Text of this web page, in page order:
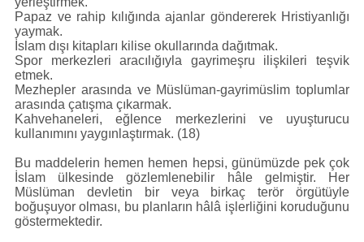
Papaz ve rahip kılığında ajanlar göndererek Hristiyanlığı
yaymak.
İslam dışı kitapları kilise okullarında dağıtmak.
Spor merkezleri aracılığıyla gayrimeşru ilişkileri teşvik
etmek.
Mezhepler arasında ve Müslüman-gayrimüslim toplumlar
arasında çatışma çıkarmak.
Kahvehaneleri, eğlence merkezlerini ve uyuşturucu
kullanımını yaygınlaştırmak. (18)
Bu maddelerin hemen hemen hepsi, günümüzde pek çok
İslam ülkesinde gözlemlenebilir hâle gelmiştir. Her
Müslüman devletin bir veya birkaç terör örgütüyle
boğuşuyor olması, bu planların hâlâ işlerliğini koruduğunu
göstermektedir.